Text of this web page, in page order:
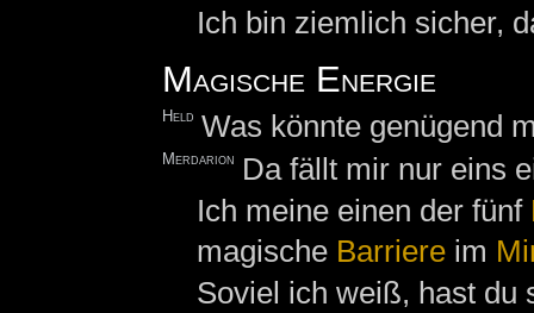
Ich bin ziemlich sicher,
Magische Energie
Held Was könnte genügend
Merdarion
Da fällt mir nur eins
Ich meine einen der fünf
magische Barriereim
Soviel ich weiß, hast du